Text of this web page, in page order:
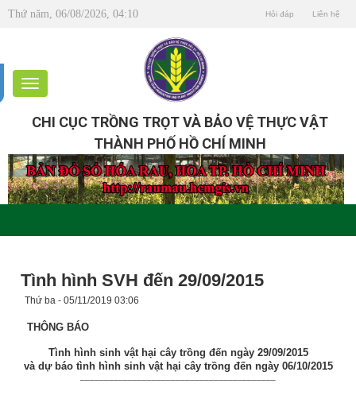
Thứ năm, 06/08/2026, 04:10 Hỏi đáp Liên hệ
CHI CỤC TRỒNG TRỌT VÀ BẢO VỆ THỰC VẬT
THÀNH PHỐ HỒ CHÍ MINH
Tình hình SVH đến 29/09/2015
Thứ ba - 05/11/2019 03:06
THÔNG BÁO
Tình hình sinh vật hại cây trồng đến ngày 29/09/2015
và dự báo tình hình sinh vật hại cây trồng đến ngày 06/10/2015